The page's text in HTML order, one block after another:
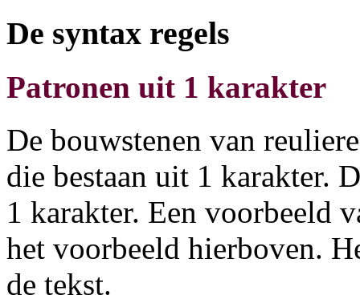
De syntax regels
Patronen uit 1 karakter
De bouwstenen van
die bestaan uit 1 karakter.
1 karakter. Een voorbeeld
het voorbeeld hierboven.
de tekst.